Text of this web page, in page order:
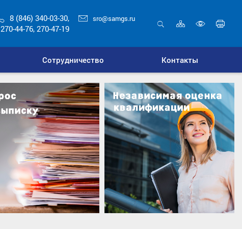
8 (846) 340-03-30,
270-44-76, 270-47-19
sro@samgs.ru Карта
сайта
Сотрудничество Контакты